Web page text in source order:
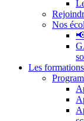
Nos
Les formations